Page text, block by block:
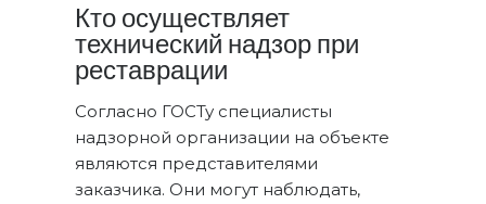
Кто осуществляет
технический надзор при
реставрации
Согласно ГОСТу специалисты
надзорной организации на объекте
являются представителями
заказчика. Они могут наблюдать,